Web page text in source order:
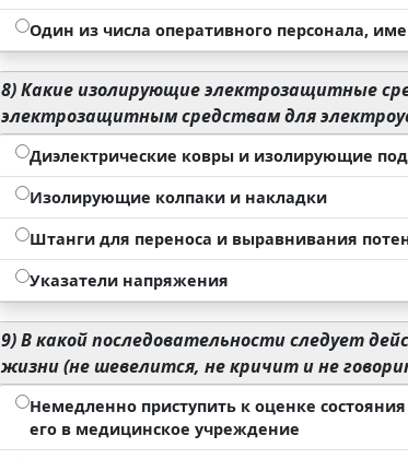
Один из числа оперативного персонала,
8)Какие изолирующие электрозащитные
электрозащитным средствам для
Диэлектрические ковры и изолирующие
Изолирующие колпаки и накладки
Штанги для переноса и выравнивания
Указатели напряжения
9)В какой последовательности следует
жизни (не шевелится, не кричит и не
Немедленно приступить к оценке
его в медицинское учреждение